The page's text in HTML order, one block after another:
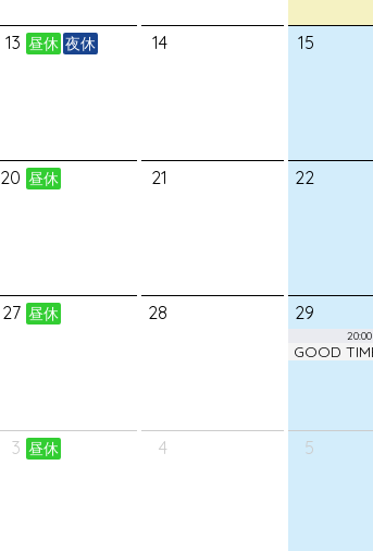
13 昼休 夜休 14 15
20 昼休 21 22
27 昼休 28 29
20:00
3 昼休 4 5